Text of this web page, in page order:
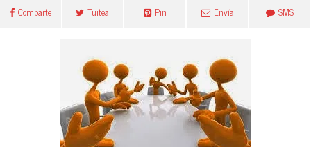
Comparte Tuitea Pin Envía SMS